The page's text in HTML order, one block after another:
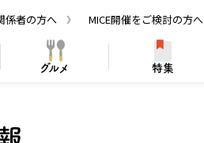
係者の方へ MICE開催をご検討の方へ
グルメ 特集